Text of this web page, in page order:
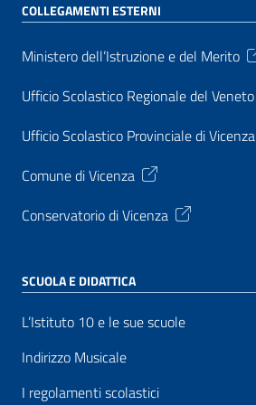
COLLEGAMENTI ESTERNI
Ministero dell’Istruzione e del Merito
Ufficio Scolastico Regionale del Veneto
Ufficio Scolastico Provinciale di Vicenza
Comune di Vicenza
Conservatorio di Vicenza
SCUOLA E DIDATTICA
L’Istituto 10 e le sue scuole
Indirizzo Musicale
I regolamenti scolastici